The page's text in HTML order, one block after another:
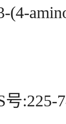
(4-
:225-